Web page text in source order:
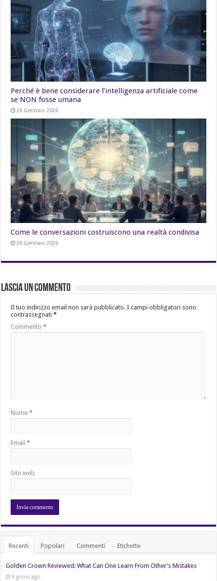
Perché è bene considerare l’intelligenza artificiale come
se NON fosse umana
26 Gennaio 2026
Come le conversazioni costruiscono una realtà condivisa
26 Gennaio 2026
Lascia un commento
Il tuo indirizzo email non sarà pubblicato. I campi obbligatori sono
contrassegnati*
Commento*
Nome*
Email*
Sito web
Recenti Popolari Commenti Etichette
Golden Crown Reviewed: What Can One Learn From Other’s Mistakes
9 giorni ago